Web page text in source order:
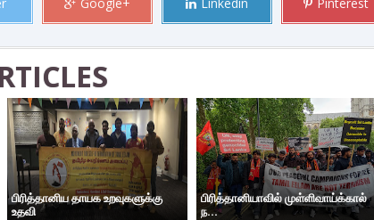
பிரித்தானிய தாயக உறவுகளுக்கு
உதவி
பிரித்தானியாவில் முள்ளிவாய்க்கால்
ந...